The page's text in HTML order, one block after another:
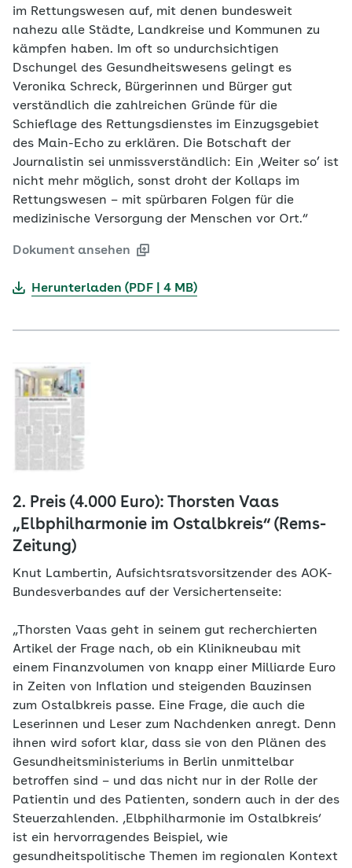
im Rettungswesen auf, mit denen bundesweit
nahezu alle Städte, Landkreise und Kommunen zu
kämpfen haben. Im oft so undurchsichtigen
Dschungel des Gesundheitswesens gelingt es
Veronika Schreck, Bürgerinnen und Bürger gut
verständlich die zahlreichen Gründe für die
Schieflage des Rettungsdienstes im Einzugsgebiet
des Main-Echo zu erklären. Die Botschaft der
Journalistin sei unmissverständlich: Ein ,Weiter so’ ist
nicht mehr möglich, sonst droht der Kollaps im
Rettungswesen – mit spürbaren Folgen für die
medizinische Versorgung der Menschen vor Ort.“
Dokument ansehen
Herunterladen (PDF | 4 MB)
2. Preis (4.000 Euro): Thorsten Vaas
„Elbphilharmonie im Ostalbkreis“ (Rems-
Zeitung)
Knut Lambertin, Aufsichtsratsvorsitzender des AOK-
Bundesverbandes auf der Versichertenseite:
„Thorsten Vaas geht in seinem gut recherchierten
Artikel der Frage nach, ob ein Klinikneubau mit
einem Finanzvolumen von knapp einer Milliarde Euro
in Zeiten von Inflation und steigenden Bauzinsen
zum Ostalbkreis passe. Eine Frage, die auch die
Leserinnen und Leser zum Nachdenken anregt. Denn
ihnen wird sofort klar, dass sie von den Plänen des
Gesundheitsministeriums in Berlin unmittelbar
betroffen sind – und das nicht nur in der Rolle der
Patientin und des Patienten, sondern auch in der des
Steuerzahlenden. ‚Elbphilharmonie im Ostalbkreis‘
ist ein hervorragendes Beispiel, wie
gesundheitspolitische Themen im regionalen Kontext